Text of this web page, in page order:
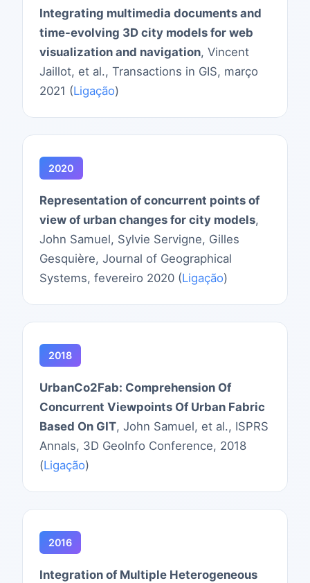
Integrating multimedia documents and
time-evolving 3D city models for web
visualization and navigation, Vincent
Jaillot, et al., Transactions in GIS, março
2021 (Ligação)
2020
Representation of concurrent points of
view of urban changes for city models,
John Samuel, Sylvie Servigne, Gilles
Gesquière, Journal of Geographical
Systems, fevereiro 2020 (Ligação)
2018
UrbanCo2Fab: Comprehension Of
Concurrent Viewpoints Of Urban Fabric
Based On GIT, John Samuel, et al., ISPRS
Annals, 3D GeoInfo Conference, 2018
(Ligação)
2016
Integration of Multiple Heterogeneous